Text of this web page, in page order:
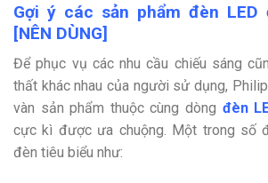
Gợi ý các sản phẩm đèn LED
[NÊN DÙNG]
Để phục vụ các nhu cầu chiếu sáng
thất khác nhau của người sử dụng,
vàn sản phẩm thuộc cùng dòng đèn
cực kì được ưa chuộng. Một trong số
đèn tiêu biểu như: